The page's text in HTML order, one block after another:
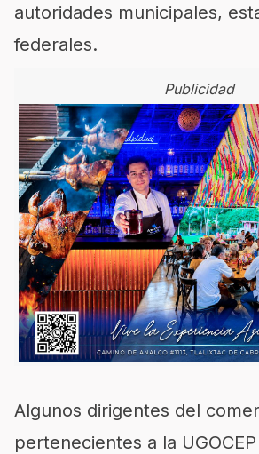
autoridades municipales,
federales.
Publicidad
Algunos dirigentes del
pertenecientes a la